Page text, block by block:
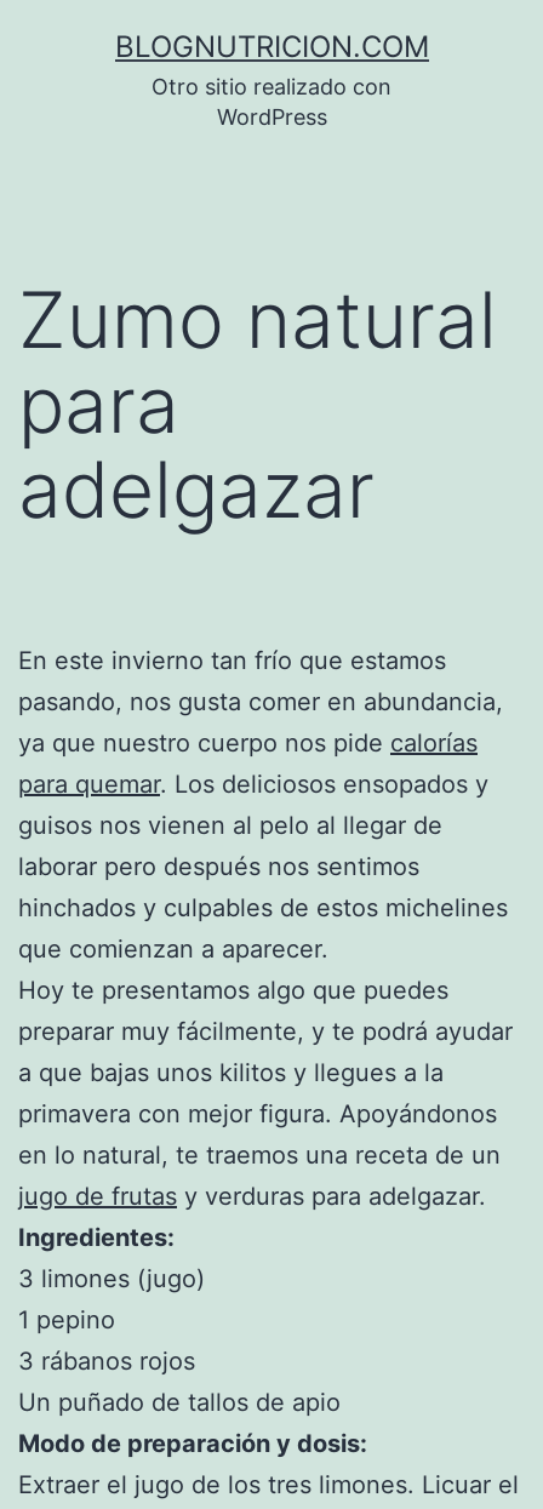
BLOGNUTRICION.COM
Otro sitio realizado con
WordPress
Zumo natural
para
adelgazar
En este invierno tan frío que estamos
pasando, nos gusta comer en abundancia,
ya que nuestro cuerpo nos pide calorías
para quemar. Los deliciosos ensopados y
guisos nos vienen al pelo al llegar de
laborar pero después nos sentimos
hinchados y culpables de estos michelines
que comienzan a aparecer.
Hoy te presentamos algo que puedes
preparar muy fácilmente, y te podrá ayudar
a que bajas unos kilitos y llegues a la
primavera con mejor figura. Apoyándonos
en lo natural, te traemos una receta de un
jugo de frutas y verduras para adelgazar.
Ingredientes:
3 limones (jugo)
1 pepino
3 rábanos rojos
Un puñado de tallos de apio
Modo de preparación y dosis:
Extraer el jugo de los tres limones. Licuar el